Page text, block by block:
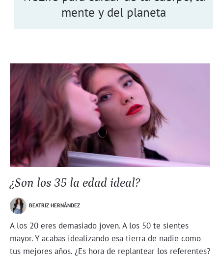
¿Son los 35 la edad ideal?
BEATRIZ HERNÁNDEZ
A los 20 eres demasiado joven. A los 50 te sientes
mayor. Y acabas idealizando esa tierra de nadie como
tus mejores años. ¿Es hora de replantear los referentes?
mente y del planeta